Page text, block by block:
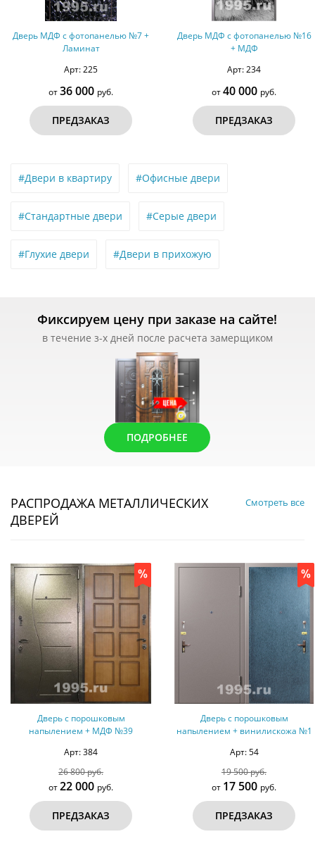
Дверь МДФ с фотопанелью №7 +
Ламинат
Арт: 225
от36 000 руб.
ПРЕДЗАКАЗ
Дверь МДФ с фотопанелью №16
+ МДФ
Арт: 234
от40 000 руб.
ПРЕДЗАКАЗ
#Двери в квартиру #Офисные двери
#Стандартные двери #Серые двери
#Глухие двери #Двери в прихожую
Фиксируем цену при заказе на сайте!
в течение з-х дней после расчета замерщиком
ПОДРОБНЕЕ
РАСПРОДАЖА МЕТАЛЛИЧЕСКИХ
ДВЕРЕЙ
Смотреть все
Дверь с порошковым
напылением + МДФ №39
Арт: 384
26 800 руб.
от22 000 руб.
ПРЕДЗАКАЗ
Дверь с порошковым
напылением + винилискожа №1
Арт: 54
19 500 руб.
от 17 500 руб.
ПРЕДЗАКАЗ